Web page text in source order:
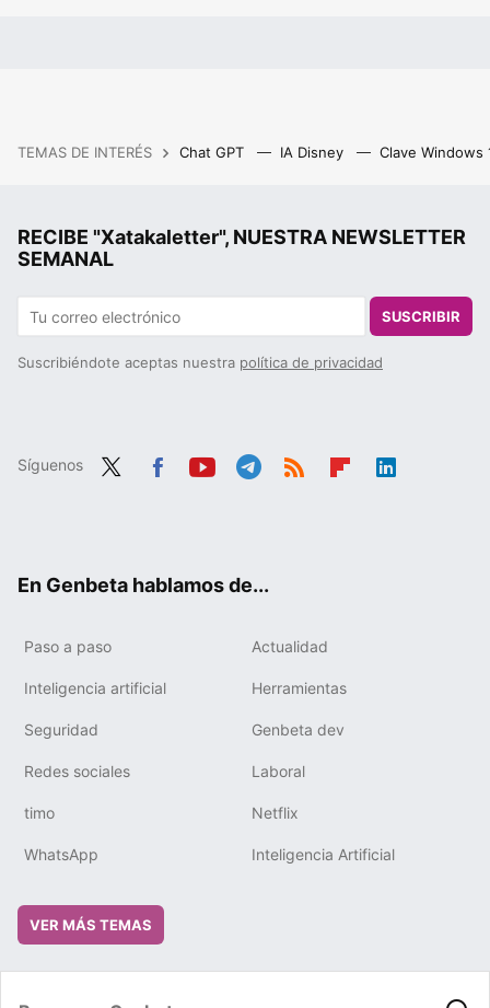
TEMAS DE INTERÉS Chat GPT IA Disney Clave Windows
RECIBE "Xatakaletter", NUESTRA NEWSLETTER
SEMANAL
SUSCRIBIR
Suscribiéndote aceptas nuestra política de privacidad
Síguenos
En Genbeta hablamos de...
Paso a paso Actualidad
Inteligencia artificial Herramientas
Seguridad Genbeta dev
Redes sociales Laboral
timo Netflix
WhatsApp Inteligencia Artificial
VER MÁS TEMAS